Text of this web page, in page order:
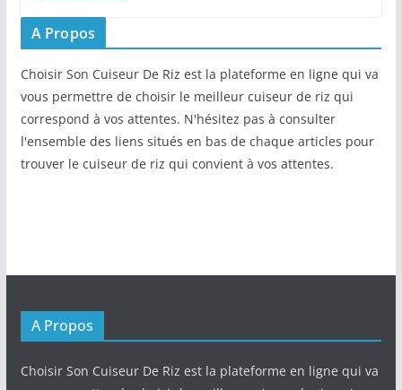
A Propos
Choisir Son Cuiseur De Riz est la plateforme en ligne qui va
vous permettre de choisir le meilleur cuiseur de riz qui
correspond à vos attentes. N'hésitez pas à consulter
l'ensemble des liens situés en bas de chaque articles pour
trouver le cuiseur de riz qui convient à vos attentes.
A Propos
Choisir Son Cuiseur De Riz est la plateforme en ligne qui va